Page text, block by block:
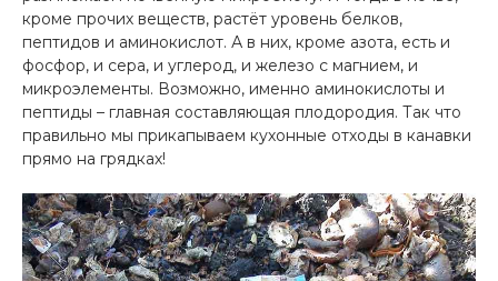
кроме прочих веществ, растёт уровень белков,
пептидов и аминокислот. А в них, кроме азота, есть и
фосфор, и сера, и углерод, и железо с магнием, и
микроэлементы. Возможно, именно аминокислоты и
пептиды – главная составляющая плодородия. Так что
правильно мы прикапываем кухонные отходы в канавки
прямо на грядках!